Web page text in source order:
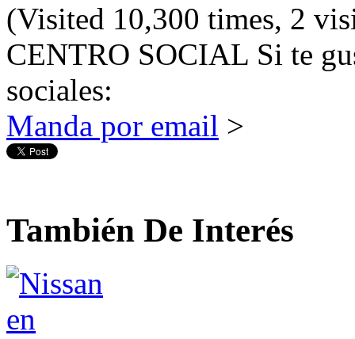
(Visited 10,300 times, 2
CENTRO SOCIAL Si te
sociales:
Manda por email >
También De Interés